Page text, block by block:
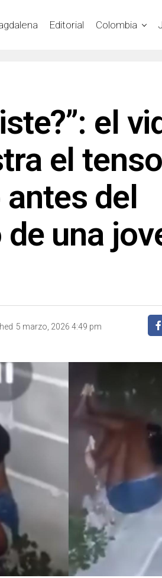
Editorial Colombia
el
el tenso
del
una
5 marzo, 2026 4:49 pm